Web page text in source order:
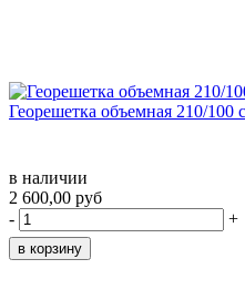
Георешетка объемная 210/100
в наличии
2 600,00 руб
-
+